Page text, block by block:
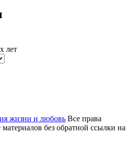
лет
жизни и любовь Все права
без обратной ссылки на